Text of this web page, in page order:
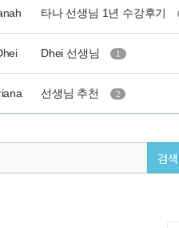
타나 선생님 1년 수강후기
Dhei 선생님 1
선생님 추천 2